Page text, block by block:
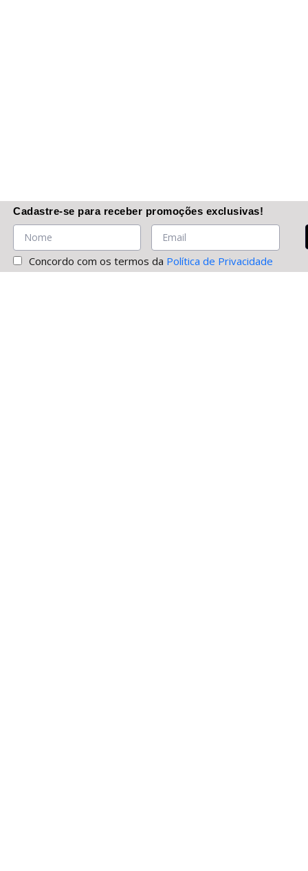
Cadastre-se para receber promoções exclusivas!
Concordo com os termos da Política de Privacidade